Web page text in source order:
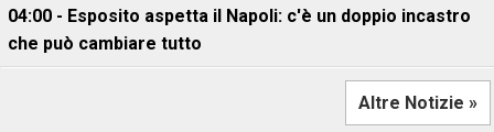
04:00 - Esposito aspetta il Napoli: c'è un doppio incastro
che può cambiare tutto
Altre Notizie »